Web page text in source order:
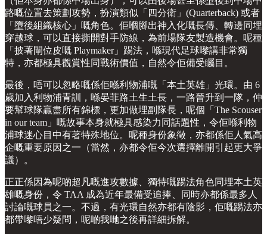
路嘅位置去策劃攻勢，扮演類似「四分衛」(Quarterback) 或者
「墮後組織核心」嘅角色。佢嗰腳出神入化嘅長傳、轉邊同埋
穿越球，可以直接撕開對手防線，為前場隊友製造機會。呢種
「披著閘位皮嘅 Playmaker」踢法，喺現代足球嚟講非常獨
特，亦都極具觀賞性同戰術價值，自然令佢備受矚目。
最後，唔可以忽略嘅係佢喺利物浦嘅「本土英雄」光環。由 6
歲加入利物浦青訓，喺晏菲路土生土長，一路晉升到一隊，仲
要幫球隊贏盡所有錦標，更加做埋副隊長，呢個「The Scouser
in our team」嘅故事本身就極具感染力同話題性，令佢喺利物
浦球迷心目中有著特殊地位。呢種身份象徵，亦都係佢人氣高
企嘅重要原因之一（當然，亦都令佢今次選擇離開引起更大爭
議）。
正正係因為呢啲超凡嘅進攻數據、獨特嘅踢法角色同埋本土英
雄嘅身份，令 TAA 成為近年最備受追捧、同時亦都係最多人
討論嘅球員之一。不過，有光環自然亦都有陰影，佢嘅踢法亦
都帶嚟唔少疑問，呢啲我哋之後再詳細拆解。